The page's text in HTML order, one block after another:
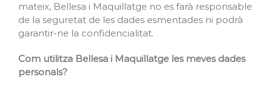
mateix, Bellesa i Maquillatge no es farà responsable
de la seguretat de les dades esmentades ni podrà
garantir-ne la confidencialitat.
Com utilitza Bellesa i Maquillatge les meves dades
personals?